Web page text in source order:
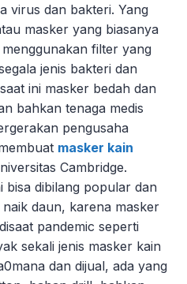
virus dan bakteri. Yang
masker yang biasanya
filter yang
jenis bakteri dan
ini masker bedah dan
bahkan tenaga medis
pengusaha
masker kain
Cambridge.
bisa dibilang popular dan
daun, karena masker
pandemic seperti
sekali jenis masker kain
dan dijual, ada yang